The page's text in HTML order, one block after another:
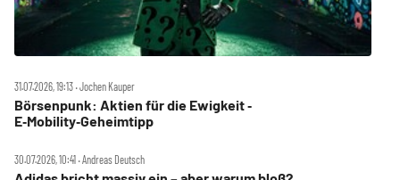
31.07.2026, 19:13 ‧ Jochen Kauper
Börsenpunk: Aktien für die Ewigkeit ‑
E‑Mobility‑Geheimtipp
30.07.2026, 10:41 ‧ Andreas Deutsch